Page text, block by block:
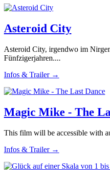
Asteroid City
Asteroid City, irgendwo im
Fünfzigerjahren....
Infos & Trailer →
Magic Mike - The
This film will be accessible with
Infos & Trailer →